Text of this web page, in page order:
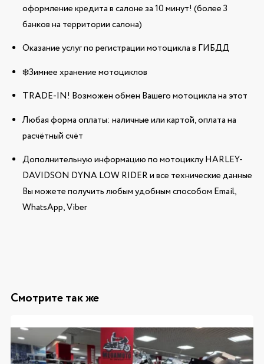
оформление кредита в салоне за 10 минут! (более 3
банков на территории салона)
Оказание услуг по регистрации мотоцикла в ГИБДД
❄️Зимнее хранение мотоциклов
TRADE-IN! Возможен обмен Вашего мотоцикла на этот
Любая форма оплаты: наличные или картой, оплата на
расчётный счёт
Дополнительную информацию по мотоциклу HARLEY-
DAVIDSON DYNA LOW RIDER и все технические данные
Вы можете получить любым удобным способом Email,
WhatsApp, Viber
Смотрите так же